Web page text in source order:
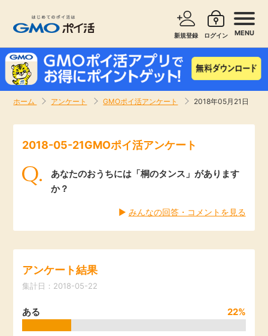
新規登録 ログイン MENU
ホーム アンケート GMOポイ活アンケート 2018年05月21日
新着
高還元
アンケート
ゲーム
サービスで探す ショッピングで探す
旅行・レンタカー
エンタメ
暮らし
引っ越し
買取・査定
2018-05-21GMOポイ活アンケート
あなたのおうちには「桐のタンス」があります
か？
▶︎ みんなの回答・コメントを見る
アンケート結果
集計日：2018-05-22
ある 22%